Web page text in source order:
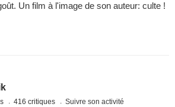
Un film à l'image de son auteur: culte !
416 critiques Suivre son activité